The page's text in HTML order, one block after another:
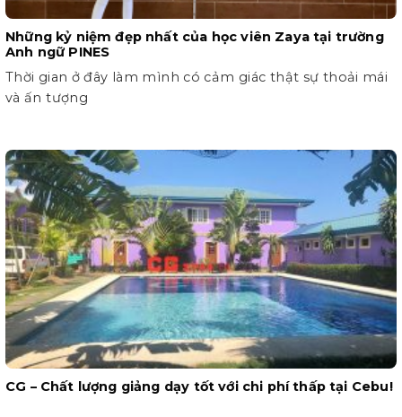
Những kỷ niệm đẹp nhất của học viên Zaya tại trường
Anh ngữ PINES
Thời gian ở đây làm mình có cảm giác thật sự thoải mái
và ấn tượng
CG – Chất lượng giảng dạy tốt với chi phí thấp tại Cebu!